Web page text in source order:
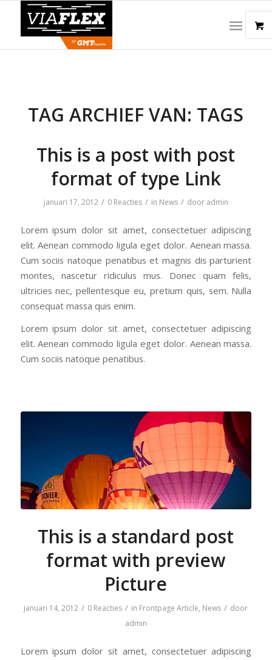
TAG ARCHIEF VAN: TAGS
This is a post with post
format of type Link
januari 17, 2012 / 0 Reacties / in News / door admin
Lorem ipsum dolor sit amet, consectetuer adipiscing
elit. Aenean commodo ligula eget dolor. Aenean massa.
Cum sociis natoque penatibus et magnis dis parturient
montes, nascetur ridiculus mus. Donec quam felis,
ultricies nec, pellentesque eu, pretium quis, sem. Nulla
consequat massa quis enim.
Lorem ipsum dolor sit amet, consectetuer adipiscing
elit. Aenean commodo ligula eget dolor. Aenean massa.
Cum sociis natoque penatibus.
This is a standard post
format with preview
Picture
januari 14, 2012 / 0 Reacties / in Frontpage Article, News / door
admin
Lorem ipsum dolor sit amet, consectetuer adipiscing